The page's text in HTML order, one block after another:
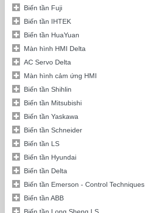
Biến tần Fuji
Biến tần IHTEK
Biến tần HuaYuan
Màn hình HMI Delta
AC Servo Delta
Màn hình cảm ứng HMI
Biến tần Shihlin
Biến tần Mitsubishi
Biến tần Yaskawa
Biến tần Schneider
Biến tần LS
Biến tần Hyundai
Biến tần Delta
Biến tần Emerson - Control Techniques
Biến tần ABB